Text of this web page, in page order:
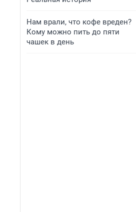
Нам врали, что кофе вреден?
Кому можно пить до пяти
чашек в день